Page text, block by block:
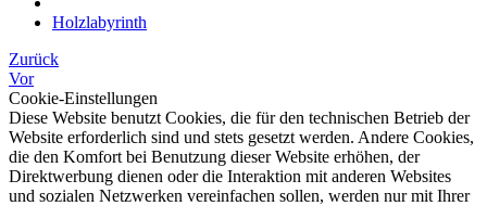
Holzlabyrinth
Zurück
Vor
Cookie-Einstellungen
Diese Website benutzt Cookies, die für den technischen Betrieb der
Website erforderlich sind und stets gesetzt werden. Andere Cookies,
die den Komfort bei Benutzung dieser Website erhöhen, der
Direktwerbung dienen oder die Interaktion mit anderen Websites
und sozialen Netzwerken vereinfachen sollen, werden nur mit Ihrer